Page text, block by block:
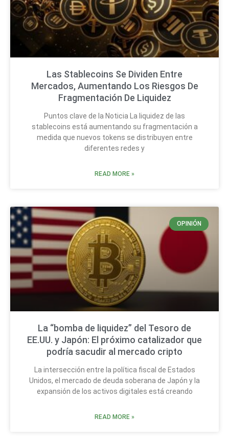
Las Stablecoins Se Dividen Entre
Mercados, Aumentando Los Riesgos De
Fragmentación De Liquidez
Puntos clave de la Noticia La liquidez de las
stablecoins está aumentando su fragmentación a
medida que nuevos tokens se distribuyen entre
diferentes redes y
READ MORE »
OPINIÓN
La “bomba de liquidez” del Tesoro de
EE.UU. y Japón: El próximo catalizador que
podría sacudir al mercado cripto
La intersección entre la política fiscal de Estados
Unidos, el mercado de deuda soberana de Japón y la
expansión de los activos digitales está creando
READ MORE »